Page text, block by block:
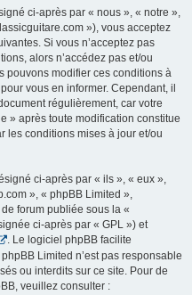
ci-après par « nous », « notre »,
»), vous acceptez
Si vous n’acceptez pas
alors n’accédez pas et/ou
pouvons modifier ces conditions à
vous en informer. Cependant, il
régulièrement, car votre
» après toute modification constitue
les conditions mises à jour et/ou
ci-après par « ils », « eux »,
», « phpBB Limited »,
forum publiée sous la «
ci-après par « GPL ») et
. Le logiciel phpBB facilite
Limited n’est pas responsable
ou interdits sur ce site. Pour de
veuillez consulter :